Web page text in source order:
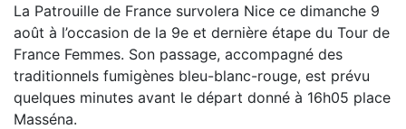
La Patrouille de France survolera Nice ce dimanche 9
août à l’occasion de la 9e et dernière étape du Tour de
France Femmes. Son passage, accompagné des
traditionnels fumigènes bleu-blanc-rouge, est prévu
quelques minutes avant le départ donné à 16h05 place
Masséna.